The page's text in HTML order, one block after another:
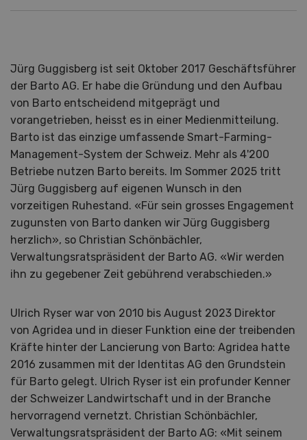
Jürg Guggisberg ist seit Oktober 2017 Geschäftsführer
der Barto AG. Er habe die Gründung und den Aufbau
von Barto entscheidend mitgeprägt und
vorangetrieben, heisst es in einer Medienmitteilung.
Barto ist das einzige umfassende Smart-Farming-
Management-System der Schweiz. Mehr als 4'200
Betriebe nutzen Barto bereits. Im Sommer 2025 tritt
Jürg Guggisberg auf eigenen Wunsch in den
vorzeitigen Ruhestand. «Für sein grosses Engagement
zugunsten von Barto danken wir Jürg Guggisberg
herzlich», so Christian Schönbächler,
Verwaltungsratspräsident der Barto AG. «Wir werden
ihn zu gegebener Zeit gebührend verabschieden.»
Ulrich Ryser war von 2010 bis August 2023 Direktor
von Agridea und in dieser Funktion eine der treibenden
Kräfte hinter der Lancierung von Barto: Agridea hatte
2016 zusammen mit der Identitas AG den Grundstein
für Barto gelegt. Ulrich Ryser ist ein profunder Kenner
der Schweizer Landwirtschaft und in der Branche
hervorragend vernetzt. Christian Schönbächler,
Verwaltungsratspräsident der Barto AG: «Mit seinem